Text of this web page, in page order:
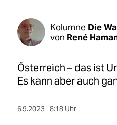
Kolumne Die
von René
Österreich – das ist
Es kann aber auch
6.9.2023 8:18 Uhr